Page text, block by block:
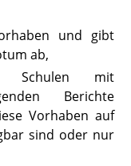
und gibt
ab,
mit
Berichte
Vorhaben auf
sind oder nur